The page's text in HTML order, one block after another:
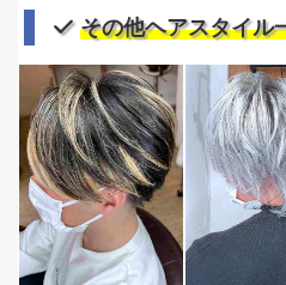
その他ヘアスタイル